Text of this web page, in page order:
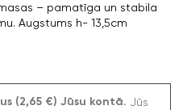
– pamatīga un stabila
Augstums h- 13,5cm
(2,65 €) Jūsu kontā. Jūs